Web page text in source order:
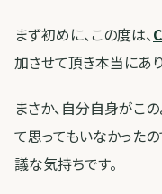
まず初めに、この度は、
加させて頂き本当にあ
まさか、自分自身がこ
て思ってもいなかった
議な気持ちです。